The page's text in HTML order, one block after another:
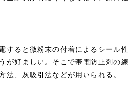
ると微粉末の付着によるシール
好ましい。そこで帯電防止剤の
、灰吸引法などが用いられる。